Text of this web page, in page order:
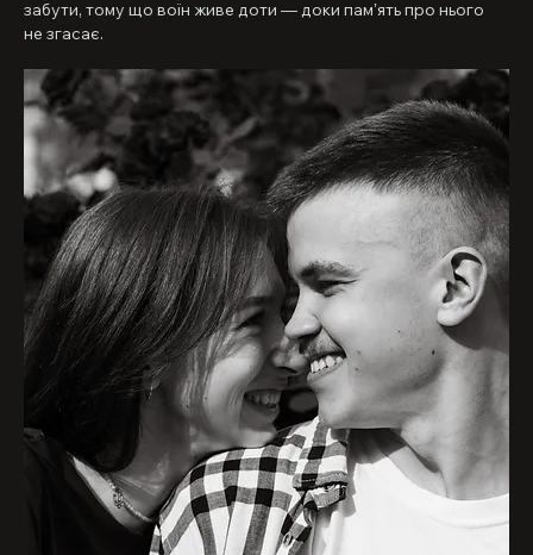
забути, тому що воїн живе доти — доки памʼять про нього
не згасає.